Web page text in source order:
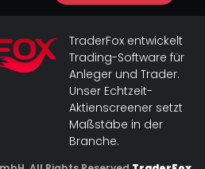
TraderFox entwickelt
Trading-Software für
Anleger und Trader.
Unser Echtzeit-
Aktienscreener setzt
Maßstäbe in der
Branche.